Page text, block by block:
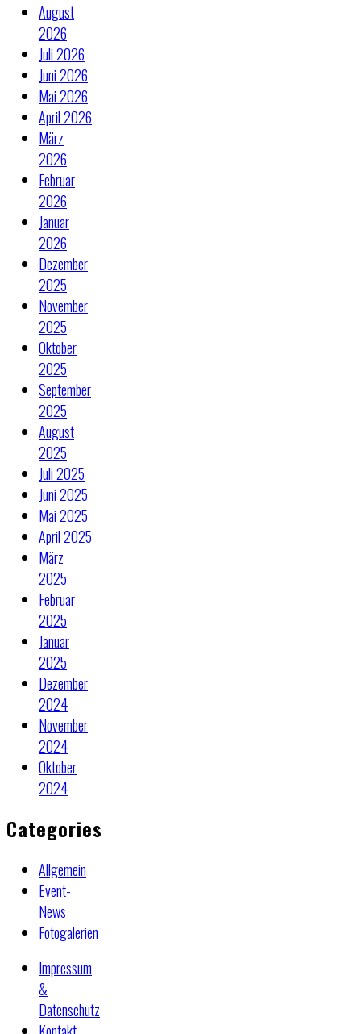
August
2026
Juli 2026
Juni 2026
Mai 2026
April 2026
März
2026
Februar
2026
Januar
2026
Dezember
2025
November
2025
Oktober
2025
September
2025
August
2025
Juli 2025
Juni 2025
Mai 2025
April 2025
März
2025
Februar
2025
Januar
2025
Dezember
2024
November
2024
Oktober
2024
Categories
Allgemein
Event-
News
Fotogalerien
Impressum
&
Datenschutz